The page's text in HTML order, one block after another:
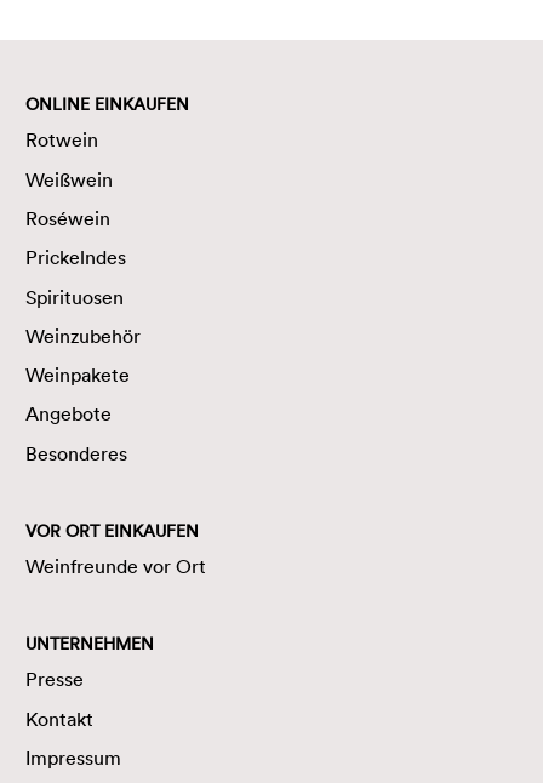
ONLINE EINKAUFEN
Rotwein
Weißwein
Roséwein
Prickelndes
Spirituosen
Weinzubehör
Weinpakete
Angebote
Besonderes
VOR ORT EINKAUFEN
Weinfreunde vor Ort
UNTERNEHMEN
Presse
Kontakt
Impressum